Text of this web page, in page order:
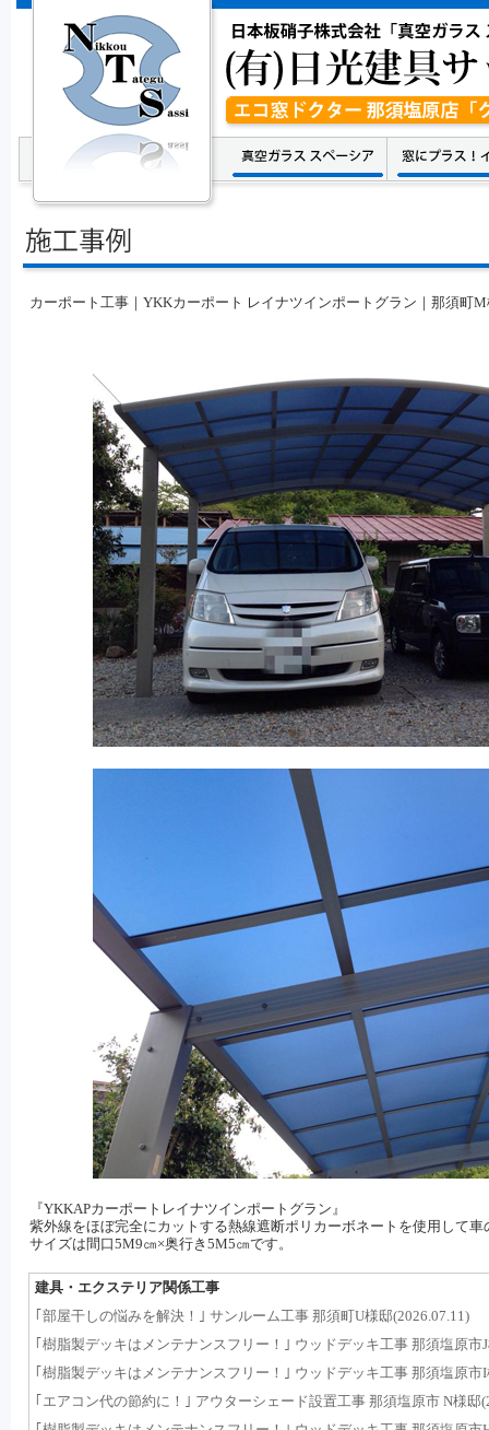
カーポート工事｜YKKカーポート レイナツインポートグラン｜那須町M
『YKKAPカーポートレイナツインポートグラン』
紫外線をほぼ完全にカットする熱線遮断ポリカーボネートを使用して
サイズは間口5M9㎝×奥行き5M5㎝です。
建具・エクステリア関係工事
｢部屋干しの悩みを解決！｣ サンルーム工事 那須町U様邸(2026.07.11)
｢樹脂製デッキはメンテナンスフリー！｣ ウッドデッキ工事 那須塩原市
｢樹脂製デッキはメンテナンスフリー！｣ ウッドデッキ工事 那須塩原市
｢エアコン代の節約に！｣ アウターシェード設置工事 那須塩原市 N様邸